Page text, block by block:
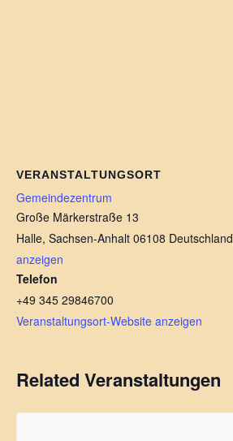
VERANSTALTUNGSORT
Gemeindezentrum
Große Märkerstraße 13
Halle, Sachsen-Anhalt 06108 Deutschland
anzeigen
Telefon
+49 345 29846700
Veranstaltungsort-Website anzeigen
Related Veranstaltungen